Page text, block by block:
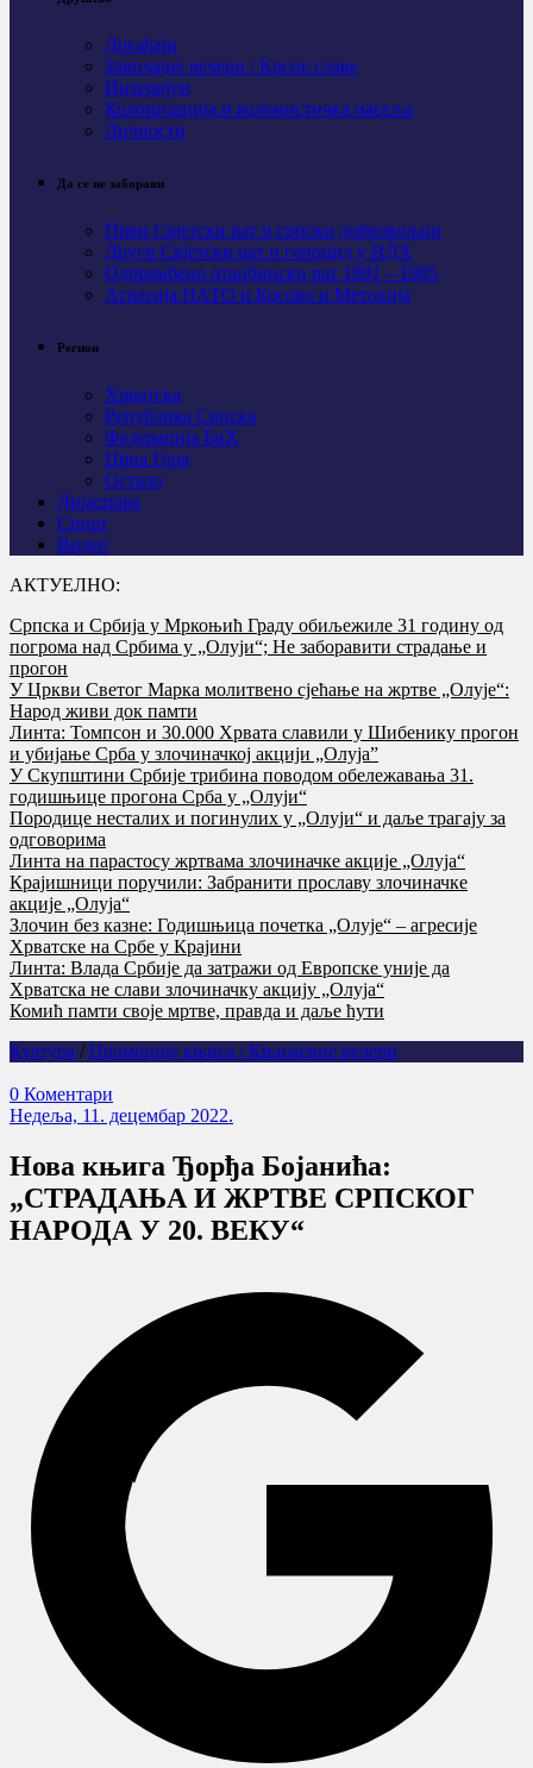
Догађаји
Завичајне вечери / Крсне славе
Интервјуи
Колонизација и колонистичка насеља
Личности
Да се не заборави
Први Свјeтски рат и српски добровољци
Други Свјетски рат и геноцид у НДХ
Одбрамбено отаџбински рат 1991 – 1995
Агресија НАТО и Косово и Метохија
Регион
Хрватска
Република Српска
Федерација БиХ
Црна Гора
Остало
Дијаспора
Спорт
Видео
АКТУЕЛНО:
Српска и Србија у Мркоњић Граду обиљежиле 31 годину од
погрома над Србима у „Олуји“; Не заборавити страдање и
прогон
У Цркви Светог Марка молитвено сјећање на жртве „Олује“:
Народ живи док памти
Линта: Томпсон и 30.000 Хрвата славили у Шибенику прогон
и убијање Срба у злочиначкој акцији „Олуја”
У Скупштини Србије трибина поводом обележавања 31.
годишњице прогона Срба у „Олуји“
Породице несталих и погинулих у „Олуји“ и даље трагају за
одговорима
Линта на парастосу жртвама злочиначке акције „Олуја“
Крајишници поручили: Забранити прославу злочиначке
акције „Олуја“
Злочин без казне: Годишњица почетка „Олује“ – агресије
Хрватске на Србе у Крајини
Линта: Влада Србије да затражи од Европске уније да
Хрватска не слави злочиначку акцију „Олуја“
Комић памти своје мртве, правда и даље ћути
Култура / Промоције књига / Књижевне вечери
0 Коментари
Недеља, 11. децембар 2022.
Нова књига Ђорђа Бојанића:
„СТРАДАЊА И ЖРТВЕ СРПСКОГ
НАРОДА У 20. ВЕКУ“